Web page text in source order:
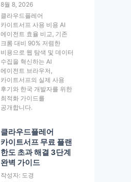
8월 8, 2026
클라우드플레어
카이트서프 사용 비용 AI
에이전트 효율 비교, 기존
크롬 대비 90% 저렴한
비용으로 웹 탐색 및 데이터
수집을 혁신하는 AI
에이전트 브라우저,
카이트서프의 실제 사용
후기와 한국 개발자를 위한
최적화 가이드를
공개합니다.
클라우드플레어
카이트서프 무료 플랜
한도 초과 해결 3단계
완벽 가이드
작성자: 도경